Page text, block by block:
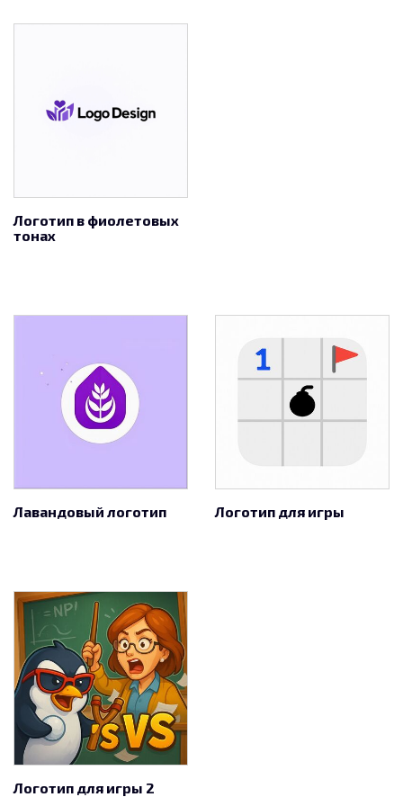
Логотип в фиолетовых
тонах
Лавандовый логотип Логотип для игры
Логотип для игры 2